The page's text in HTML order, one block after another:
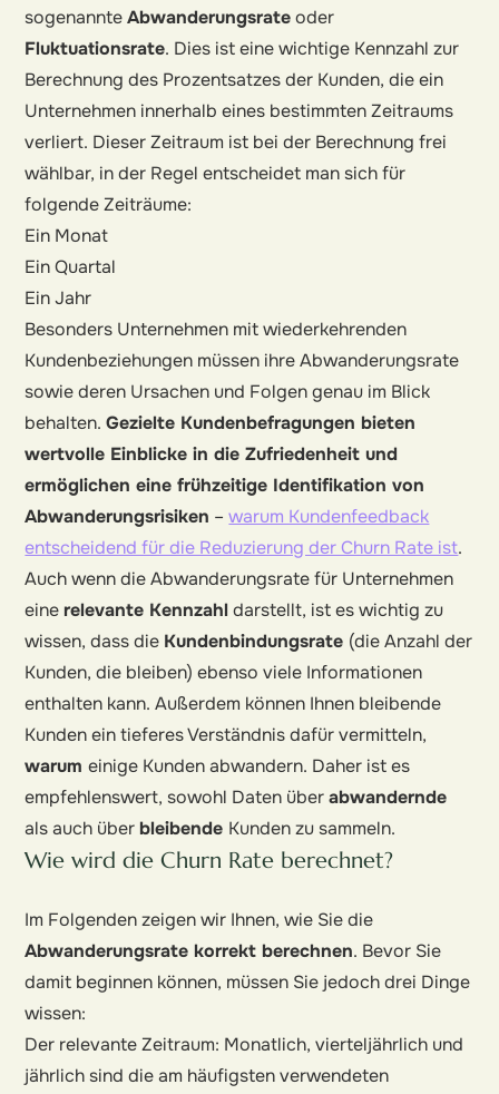
sogenannteAbwanderungsrateoder
Fluktuationsrate. Dies ist eine wichtige Kennzahl zur
Berechnung des Prozentsatzes der Kunden, die ein
Unternehmen innerhalb eines bestimmten Zeitraums
verliert. Dieser Zeitraum ist bei der Berechnung frei
wählbar, in der Regel entscheidet man sich für
folgende Zeiträume:
Ein Monat
Ein Quartal
Ein Jahr
Besonders Unternehmen mit wiederkehrenden
Kundenbeziehungen müssen ihre Abwanderungsrate
sowie deren Ursachen und Folgen genau im Blick
behalten.Gezielte Kundenbefragungen bieten
wertvolle Einblicke in die Zufriedenheit und
ermöglichen eine frühzeitige Identifikation von
Abwanderungsrisiken –warum Kundenfeedback
entscheidend für die Reduzierung der Churn Rate ist.
Auch wenn die Abwanderungsrate für Unternehmen
einerelevante Kennzahldarstellt, ist es wichtig zu
wissen, dass die Kundenbindungsrate (die Anzahl der
Kunden, die bleiben) ebenso viele Informationen
enthalten kann. Außerdem können Ihnen bleibende
Kunden ein tieferes Verständnis dafür vermitteln,
warumeinige Kunden abwandern. Daher ist es
empfehlenswert, sowohl Daten überabwandernde
als auch überbleibende Kunden zu sammeln.
Wie wird die Churn Rate berechnet?
Im Folgenden zeigen wir Ihnen, wie Sie die
Abwanderungsrate korrekt berechnen. Bevor Sie
damit beginnen können, müssen Sie jedoch drei Dinge
wissen:
Der relevante Zeitraum: Monatlich, vierteljährlich und
jährlich sind die am häufigsten verwendeten